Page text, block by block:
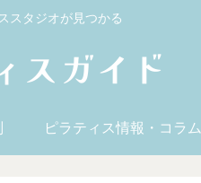
スタジオが見つかる
ピラティス情報・コラム